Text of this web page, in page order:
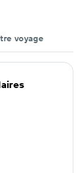
voyage